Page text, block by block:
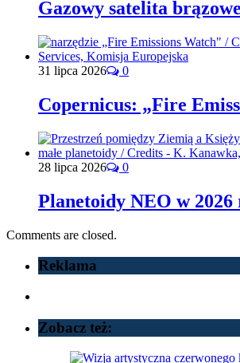
Gazowy satelita
31 lipca 2026 0
Copernicus: „Fire
28 lipca 2026 0
Planetoidy NEO w 2026
Comments are closed.
Reklama
Zobacz też: